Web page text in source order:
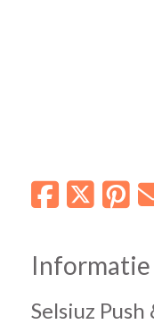
Informatie
Selsiuz